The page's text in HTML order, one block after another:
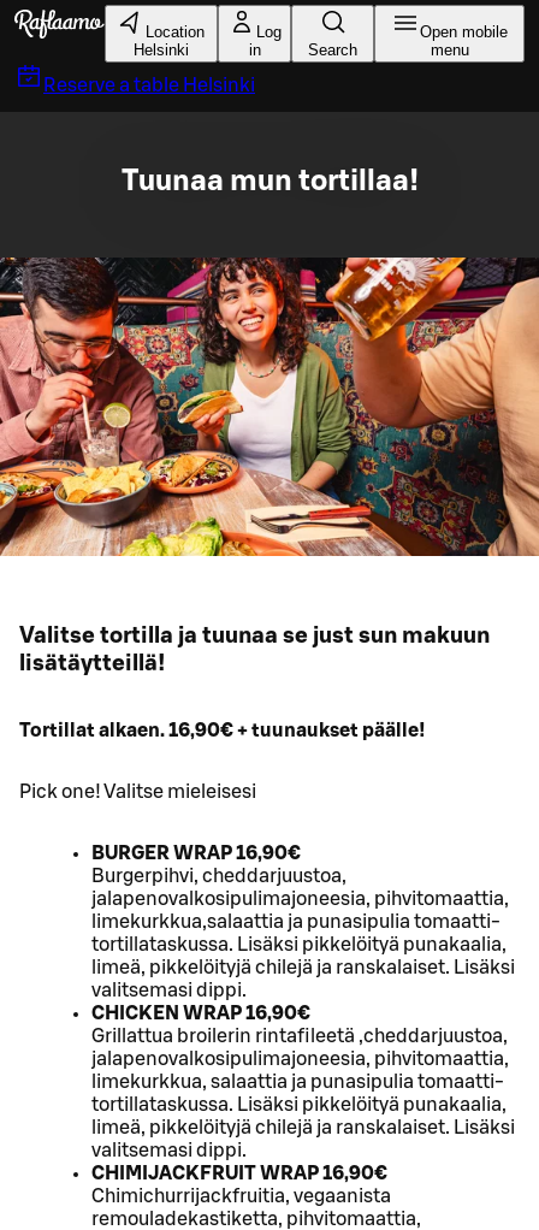
Skip to main content
Location
Helsinki
Log
in
Search
Open mobile
menu
Reserve a table Helsinki
Tuunaa mun tortillaa!
Valitse tortilla ja tuunaa se just sun makuun
lisätäytteillä!
Tortillat alkaen. 16,90€ + tuunaukset päälle!
Pick one! Valitse mieleisesi
BURGER WRAP 16,90€
Burgerpihvi, cheddarjuustoa,
jalapenovalkosipulimajoneesia, pihvitomaattia,
limekurkkua,salaattia ja punasipulia tomaatti-
tortillataskussa. Lisäksi pikkelöityä punakaalia,
limeä, pikkelöityjä chilejä ja ranskalaiset. Lisäksi
valitsemasi dippi.
CHICKEN WRAP 16,90€
Grillattua broilerin rintafileetä ,cheddarjuustoa,
jalapenovalkosipulimajoneesia, pihvitomaattia,
limekurkkua, salaattia ja punasipulia tomaatti-
tortillataskussa. Lisäksi pikkelöityä punakaalia,
limeä, pikkelöityjä chilejä ja ranskalaiset. Lisäksi
valitsemasi dippi.
CHIMIJACKFRUIT WRAP 16,90€
Chimichurrijackfruitia, vegaanista
remouladekastiketta, pihvitomaattia,